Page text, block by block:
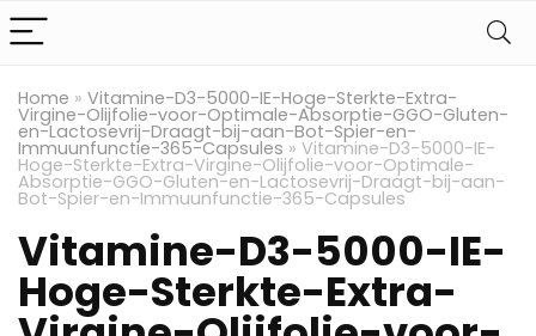
Home » Vitamine-D3-5000-IE-Hoge-Sterkte-Extra-
Virgine-Olijfolie-voor-Optimale-Absorptie-GGO-Gluten-
en-Lactosevrij-Draagt-bij-aan-Bot-Spier-en-
Immuunfunctie-365-Capsules » Vitamine-D3-5000-IE-
Hoge-Sterkte-Extra-Virgine-Olijfolie-voor-Optimale-
Absorptie-GGO-Gluten-en-Lactosevrij-Draagt-bij-aan-
Bot-Spier-en-Immuunfunctie-365-Capsules
Vitamine-D3-5000-IE-
Hoge-Sterkte-Extra-